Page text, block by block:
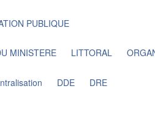
PUBLIQUE
MINISTERE LITTORAL
DDE DRE